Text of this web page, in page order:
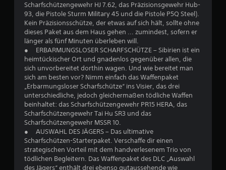
.
9
1
v
o
Scharfschützengewehr HJ 7.62, das Präzisionsgewehr Hub-
93, die Pistole Sturm Military 45 und die Pistole P5Q Steel).
Kein Präzisionsschütze, der etwas auf sich hält, sollte ohne
dieses Paket aus dem Haus gehen ... zumindest, sofern er
länger als fünf Minuten überleben will.
● ERBARMUNGSLOSER SCHARFSCHÜTZE – Sibirien ist ein
heimtückischer Ort und gnadenlos gegenüber allen, die
sich unvorbereitet dorthin wagen. Und wie bereitet man
sich am besten vor? Nimm einfach das Waffenpaket
„Erbarmungsloser Scharfschütze“ ins Visier, das drei
unterschiedliche, jedoch gleichermaßen tödliche Waffen
beinhaltet: das Scharfschützengewehr PR15 HERA, das
Scharfschützengewehr Tai Hu SR3 und das
Scharfschützengewehr MSSR 10.
● AUSWAHL DES JÄGERS – Das ultimative
Scharfschützen-Starterpaket. Verschaffe dir einen
strategischen Vorteil mit dem handverlesenem Trio von
tödlichen Begleitern. Das Waffenpaket des DLC „Auswahl
des Jägers“ enthält drei ebenso gutaussehende wie